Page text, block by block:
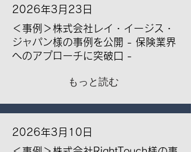
2026年3月23日
＜事例＞株式会社レイ・イージス・
ジャパン様の事例を公開 - 保険業界
へのアプローチに突破口 -
もっと読む
2026年3月10日